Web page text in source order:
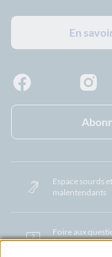
En
Espace sourds et
malentendants
Foire aux
centre d'aide